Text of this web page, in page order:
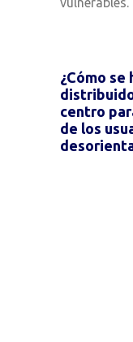
¿Cómo se
centro
de los